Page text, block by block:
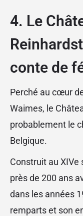
4. Le
conte de
Perché au cœur
Waimes, le
probablement le
Belgique.
Construit au
près de 200 ans
dans les années
remparts et son